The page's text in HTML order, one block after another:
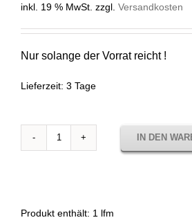
war:
79,00 €
ist:
39,00 €.
inkl. 19 % MwSt. zzgl. Versandkosten
Nur solange der Vorrat reicht !
Lieferzeit: 3 Tage
Sunbrella
Sale-
IN DEN
Produkt enthält: 1 lfm